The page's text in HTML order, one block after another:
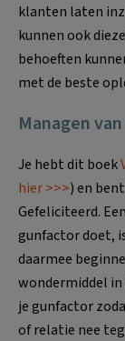
klanten laten
kunnen ook
behoeften
met de beste
Managen
Je hebt dit boek
hier >>>) en
Gefeliciteerd.
gunfactor doet,
daarmee
wondermiddel
je gunfactor
of relatie nee